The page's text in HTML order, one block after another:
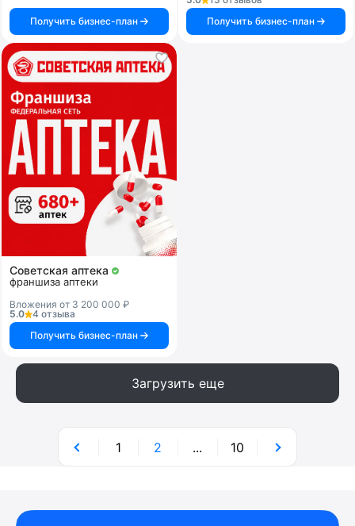
Получить бизнес-план
Получить бизнес-план
Советская аптека
франшиза аптеки
Вложения от 3 200 000 ₽
5.0
4 отзыва
Получить бизнес-план
Загрузить еще
1 2 ... 10